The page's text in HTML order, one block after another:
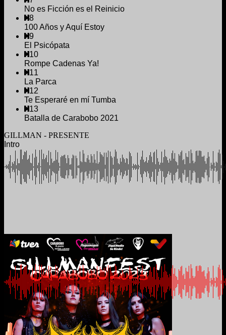
No es Ficción es el Reinicio
8
100 Años y Aquí Estoy
9
El Psicópata
10
Rompe Cadenas Ya!
11
La Parca
12
Te Esperaré en mí Tumba
13
Batalla de Carabobo 2021
GILLMAN - PRESENTE
Intro